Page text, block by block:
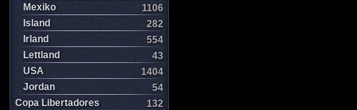
Mexiko
1106
Island
282
Irland
554
Lettland
43
USA
1404
Jordan
54
Copa Libertadores
132